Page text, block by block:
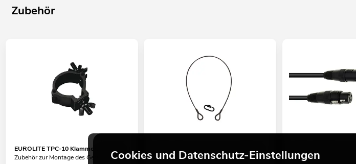
Zubehör
EUROLITE TPC-10 Klammer, schwarz
Zubehör zur Montage des Gerätes
bis 5kg, schwarz
viele Versionen erhältlich
Cookies und Datenschutz-Einstellungen